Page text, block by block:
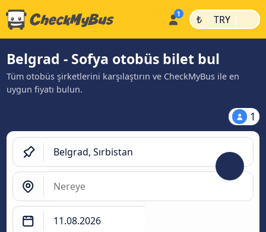
₺ | TRY |
Belgrad - Sofya otobüs bilet bul
Tüm otobüs şirketlerini karşılaştırın ve CheckMyBus ile en
uygun fiyatı bulun.
1